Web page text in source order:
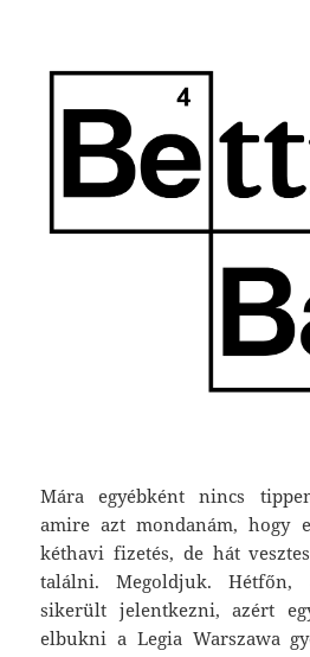
Mára egyébként nincs
amire azt mondanám, hogy
kéthavi fizetés, de hát
találni. Megoldjuk.
sikerült jelentkezni, azért
elbukni a Legia Warszawa